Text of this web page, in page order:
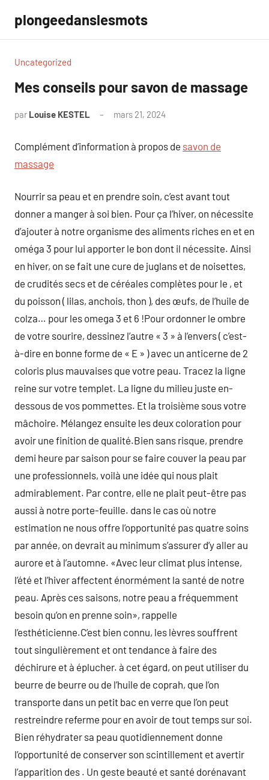
contenu
plongeedanslesmots
Uncategorized
Mes conseils pour savon de massage
par Louise KESTEL mars 21, 2024
Complément d’information à propos de savon de
massage
Nourrir sa peau et en prendre soin, c’est avant tout
donner a manger à soi bien. Pour ça l’hiver, on nécessite
d’ajouter à notre organisme des aliments riches en et en
oméga 3 pour lui apporter le bon dont il nécessite. Ainsi
en hiver, on se fait une cure de juglans et de noisettes,
de crudités secs et de céréales complètes pour le , et
du poisson ( lilas, anchois, thon ), des œufs, de l’huile de
colza… pour les omega 3 et 6 !Pour ordonner le ombre
de votre sourire, dessinez l’autre « 3 » à l’envers ( c’est-
à-dire en bonne forme de « E » ) avec un anticerne de 2
coloris plus mauvaises que votre peau. Tracez la ligne
reine sur votre templet. La ligne du milieu juste en-
dessous de vos pommettes. Et la troisième sous votre
mâchoire. Mélangez ensuite les deux coloration pour
avoir une finition de qualité.Bien sans risque, prendre
demi heure par saison pour se faire couver la peau par
une professionnels, voilà une idée qui nous plait
admirablement. Par contre, elle ne plait peut-être pas
aussi à notre porte-feuille. dans le cas où notre
estimation ne nous offre l’opportunité pas quatre soins
par année, on devrait au minimum s’assurer d’y aller au
aurore et à l’automne. «Avec leur climat plus intense,
l’été et l’hiver affectent énormément la santé de notre
peau. Après ces saisons, notre peau a fréquemment
besoin qu’on en prenne soin», rappelle
l’esthéticienne.C’est bien connu, les lèvres souffrent
tout singulièrement et ont tendance à faire des
déchirure et à éplucher. à cet égard, on peut utiliser du
beurre de beurre ou de l’huile de coprah, que l’on
transporte dans un petit bac en verre que l’on peut
restreindre referme pour en avoir de tout temps sur soi.
Bien réhydrater sa peau quotidiennement donne
l’opportunité de conserver son scintillement et avertir
l’apparition des . Un geste beauté et santé dorénavant